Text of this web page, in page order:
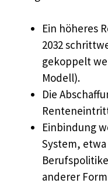
Ein höheres
2032
gekoppelt
Modell).
Die
Einbindung
System,
anderer